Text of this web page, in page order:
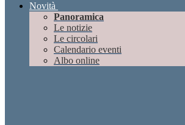
Novità
Panoramica
Le notizie
Le circolari
Calendario eventi
Albo online